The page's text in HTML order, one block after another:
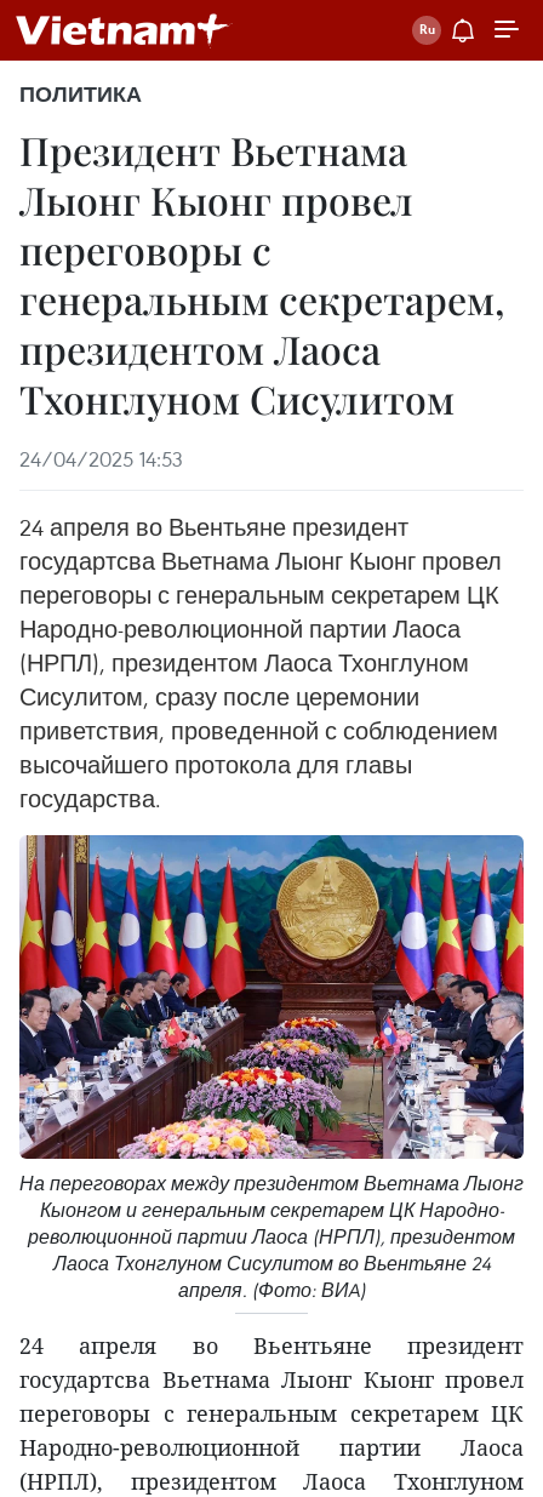
ПОЛИТИКА
Президент Вьетнама
Лыонг Кыонг провел
переговоры с
генеральным секретарем,
президентом Лаоса
Тхонглуном Сисулитом
24/04/2025 14:53
24 апреля во Вьентьяне президент
государтсва Вьетнама Лыонг Кыонг провел
переговоры с генеральным секретарем ЦК
Народно-революционной партии Лаоса
(НРПЛ), президентом Лаоса Тхонглуном
Сисулитом, сразу после церемонии
приветствия, проведенной с соблюдением
высочайшего протокола для главы
государства.
На переговорах между президентом Вьетнама Лыонг
Кыонгом и генеральным секретарем ЦК Народно-
революционной партии Лаоса (НРПЛ), президентом
Лаоса Тхонглуном Сисулитом во Вьентьяне 24
апреля. (Фото: ВИA)
24 апреля во Вьентьяне президент
государтсва Вьетнама Лыонг Кыонг провел
переговоры с генеральным секретарем ЦК
Народно-революционной партии Лаоса
(НРПЛ), президентом Лаоса Тхонглуном